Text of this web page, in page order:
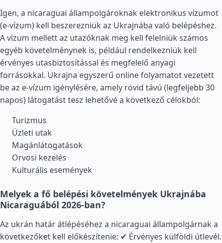
Igen, a nicaraguai állampolgároknak elektronikus vízumot
(e-vízum) kell beszerezniük az Ukrajnába való belépéshez.
A vízum mellett az utazóknak meg kell felelniük számos
egyéb követelménynek is, például rendelkezniük kell
érvényes utasbiztosítással és megfelelő anyagi
forrásokkal. Ukrajna egyszerű online folyamatot vezetett
be az e-vízum igénylésére, amely rövid távú (legfeljebb 30
napos) látogatást tesz lehetővé a következő célokból:
Turizmus
Üzleti utak
Magánlátogatások
Orvosi kezelés
Kulturális események
Melyek a fő belépési követelmények Ukrajnába
Nicaraguából 2026-ban?
Az ukrán határ átlépéséhez a nicaraguai állampolgárnak a
következőket kell előkészítenie: ✔ Érvényes külföldi útlevél.